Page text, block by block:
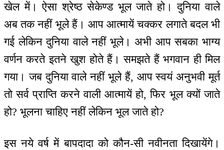
खेल में। ऐसा श्रेष्ठ सेकेण्ड भूल जाते हो। दुनिया वाले
अब तक नहीं भूले हैं। आप आत्मायें चक्कर लगाते बदल भी
गई लेकिन दुनिया वाले नहीं भूले। अभी आप सबका भाग्य
वर्णन करते इतने खुश होते हैं। समझते हैं भगवान ही मिल
गया। जब दुनिया वाले नहीं भूले हैं, आप स्वयं अनुभवी मूर्त
तो सर्व प्राप्ति करने वाली आत्मायें हो, फिर भूल क्यों जाते
हो? भूलना चाहिए नहीं लेकिन भूल जाते हो?
इस नये वर्ष में बापदादा को कौन-सी नवीनता दिखायेंगे।